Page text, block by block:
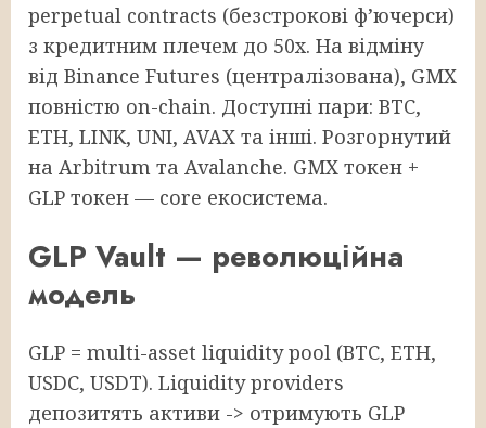
perpetual contracts (безстрокові ф’ючерси)
з кредитним плечем до 50x. На відміну
від Binance Futures (централізована), GMX
повністю on-chain. Доступні пари: BTC,
ETH, LINK, UNI, AVAX та інші. Розгорнутий
на Arbitrum та Avalanche. GMX токен +
GLP токен — core екосистема.
GLP Vault — революційна
модель
GLP = multi-asset liquidity pool (BTC, ETH,
USDC, USDT). Liquidity providers
депозитять активи -> отримують GLP